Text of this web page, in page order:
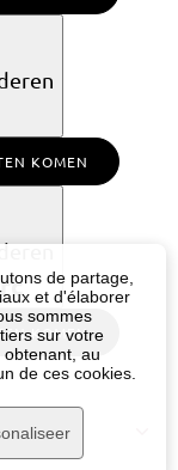
de partage,
et d'élaborer
sommes
sur votre
au
de ces cookies.
KOMEN
KOMEN